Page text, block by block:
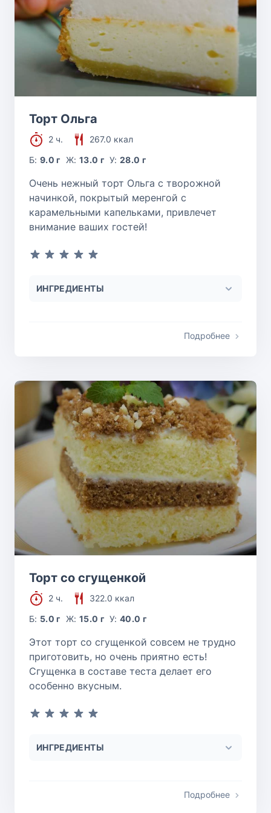
Торт Ольга
2 ч.
267.0 ккал
Б:9.0 г Ж: 13.0 г У:28.0 г
Очень нежный торт Ольга с творожной
начинкой, покрытый меренгой с
карамельными капельками, привлечет
внимание ваших гостей!
ИНГРЕДИЕНТЫ
Подробнее
Торт со сгущенкой
2 ч.
322.0 ккал
Б: 5.0 г Ж: 15.0 г У:40.0 г
Этот торт со сгущенкой совсем не трудно
приготовить, но очень приятно есть!
Сгущенка в составе теста делает его
особенно вкусным.
ИНГРЕДИЕНТЫ
Подробнее